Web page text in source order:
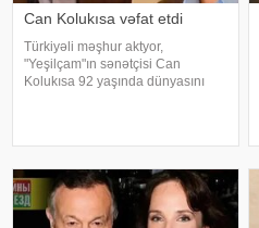
Can Kolukısa vəfat etdi
Türkiyəli məşhur aktyor,
"Yeşilçam"ın sənətçisi Can
Kolukısa 92 yaşında dünyasını
"Selamsı